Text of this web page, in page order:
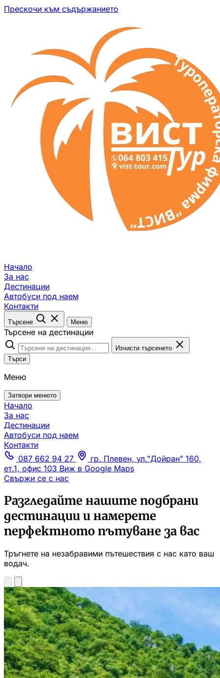
Прескочи към съдържанието
Начало
За нас
Дестинации
Автобуси под наем
Контакти
Търсене Меню
Търсене на дестинации
Изчисти търсенето
Търси
Меню
Затвори менюто
Начало
За нас
Дестинации
Автобуси под наем
Контакти
087 662 94 27
гр. Плевен, ул."Дойран" 160,
ет.1, офис 103 Виж в Google Maps
Свържи се с нас
Разгледайте нашите подбрани
дестинации и намерете
перфектното пътуване за вас
Тръгнете на незабравими пътешествия с нас като ваш
водач.